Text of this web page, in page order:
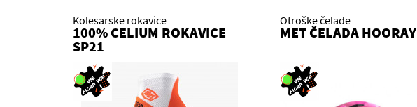
Kolesarske rokavice
100% CELIUM ROKAVICE
SP21
Otroške čelade
MET ČELADA HOORAY